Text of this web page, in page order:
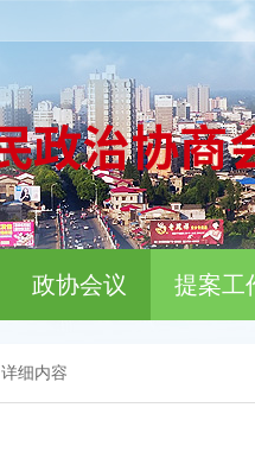
政协会议 提案工
详细内容